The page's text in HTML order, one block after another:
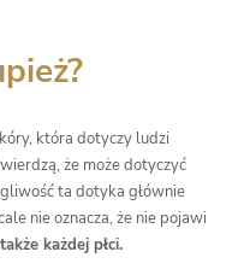
która dotyczy ludzi
że może dotyczyć
ta dotyka głównie
nie oznacza, że nie pojawi
każdej płci.